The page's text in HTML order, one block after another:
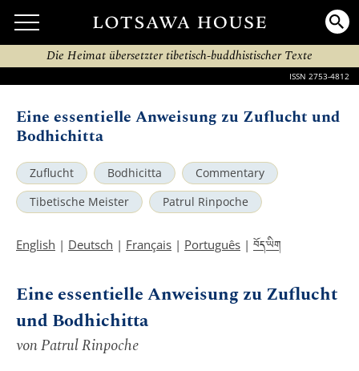
Die Heimat übersetzter tibetisch-buddhistischer Texte
ISSN 2753-4812
Eine essentielle Anweisung zu Zuflucht und
Bodhichitta
Zuflucht Bodhicitta
Commentary
Tibetische Meister
Patrul Rinpoche
English | Deutsch | Français | Português | བོད་ཡིག
Eine essentielle Anweisung zu Zuflucht
und Bodhichitta
von Patrul Rinpoche